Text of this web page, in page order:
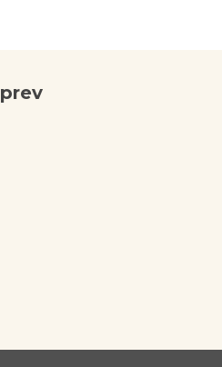
prev